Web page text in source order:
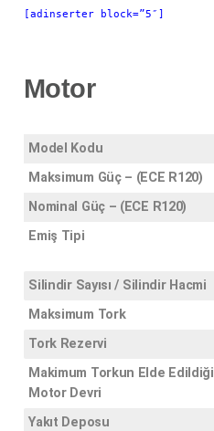
[adinserter block=”5″]
Motor
Model Kodu
Maksimum Güç – (ECE R120)
Nominal Güç – (ECE R120)
Emiş Tipi
Silindir Sayısı / Silindir Hacmi
Maksimum Tork
Tork Rezervi
Makimum Torkun Elde Edildiği
Motor Devri
Yakıt Deposu